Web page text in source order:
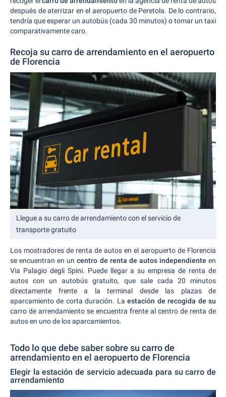
después de aterrizar en el aeropuerto de Peretola. De lo contrario,
tendría que esperar un autobús (cada 30 minutos) o tomar un taxi
comparativamente caro.
Recoja su carro de arrendamiento en el aeropuerto
de Florencia
Llegue a su carro de arrendamiento con el servicio de
transporte gratuito
Los mostradores de renta de autos en el aeropuerto de Florencia
se encuentran en uncentro de renta de autos independiente en
Via Palagio degli Spini. Puede llegar a su empresa de renta de
autos con un autobús gratuito, que sale cada 20 minutos
directamente frente a la terminal desde las plazas de
aparcamiento de corta duración. Laestación de recogida de su
carro de arrendamiento se encuentra frente al centro de renta de
autos en uno de los aparcamientos.
Todo lo que debe saber sobre su carro de
arrendamiento en el aeropuerto de Florencia
Elegir la estación de servicio adecuada para su carro de
arrendamiento